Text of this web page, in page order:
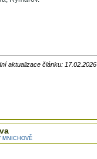
aktualizace článku: 17.02.2026
MNICHOVĚ